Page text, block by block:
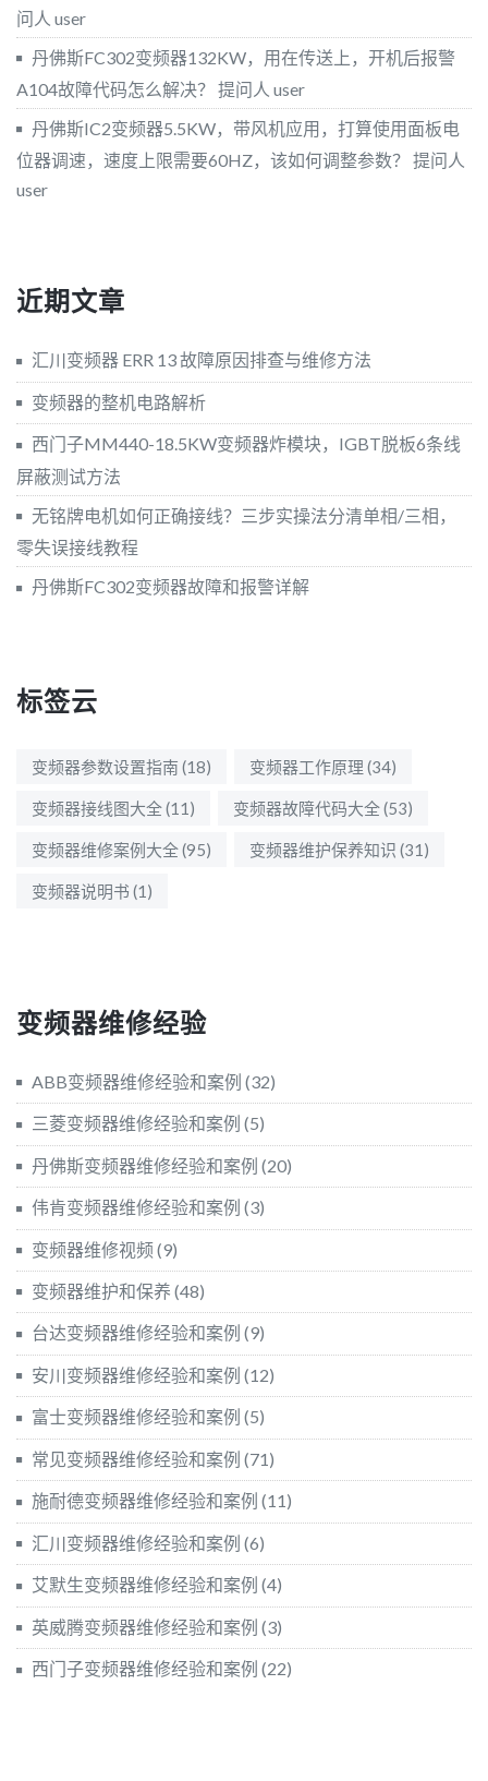
问人 user
丹佛斯FC302变频器132KW，用在传送上，开机后报警
A104故障代码怎么解决？ 提问人 user
丹佛斯IC2变频器5.5KW，带风机应用，打算使用面板电
位器调速，速度上限需要60HZ，该如何调整参数？ 提问人
user
近期文章
汇川变频器 ERR 13 故障原因排查与维修方法
变频器的整机电路解析
西门子MM440-18.5KW变频器炸模块，IGBT脱板6条线
屏蔽测试方法
无铭牌电机如何正确接线？三步实操法分清单相/三相，
零失误接线教程
丹佛斯FC302变频器故障和报警详解
标签云
变频器参数设置指南 (18) 变频器工作原理 (34)
变频器接线图大全(11) 变频器故障代码大全(53)
变频器维修案例大全(95) 变频器维护保养知识 (31)
变频器说明书 (1)
变频器维修经验
ABB变频器维修经验和案例 (32)
三菱变频器维修经验和案例 (5)
丹佛斯变频器维修经验和案例 (20)
伟肯变频器维修经验和案例 (3)
变频器维修视频(9)
变频器维护和保养 (48)
台达变频器维修经验和案例 (9)
安川变频器维修经验和案例 (12)
富士变频器维修经验和案例 (5)
常见变频器维修经验和案例 (71)
施耐德变频器维修经验和案例 (11)
汇川变频器维修经验和案例 (6)
艾默生变频器维修经验和案例 (4)
英威腾变频器维修经验和案例 (3)
西门子变频器维修经验和案例 (22)